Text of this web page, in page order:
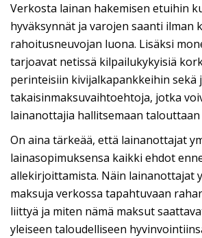
Verkosta lainan hakemisen etuihin
hyväksynnät ja varojen saanti ilman
rahoitusneuvojan luona. Lisäksi
tarjoavat netissä kilpailukykyisiä
perinteisiin kivijalkapankkeihin sekä
takaisinmaksuvaihtoehtoja, jotka
lainanottajia hallitsemaan talouttaan
On aina tärkeää, että lainanottajat
lainasopimuksensa kaikki ehdot
allekirjoittamista. Näin lainanottajat
maksuja verkossa tapahtuvaan
liittyä ja miten nämä maksut
yleiseen taloudelliseen